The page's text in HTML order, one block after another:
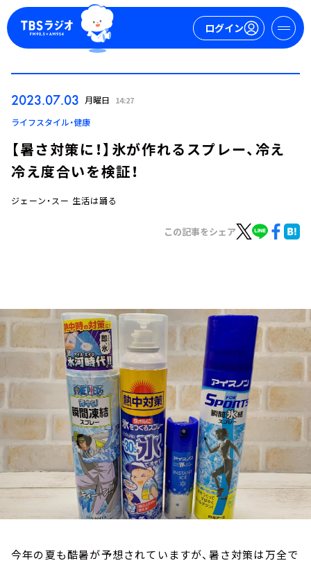
ログイン
ログイン
お知らせ
イベント・グッズ
YouTube
会社情報
2023.07.03 月曜日 14:27
ライフスタイル・健康
【暑さ対策に！】氷が作れるスプレー、冷え
冷え度合いを検証！
ジェーン・スー 生活は踊る
この記事をシェア
今年の夏も酷暑が予想されていますが、暑さ対策は万全で